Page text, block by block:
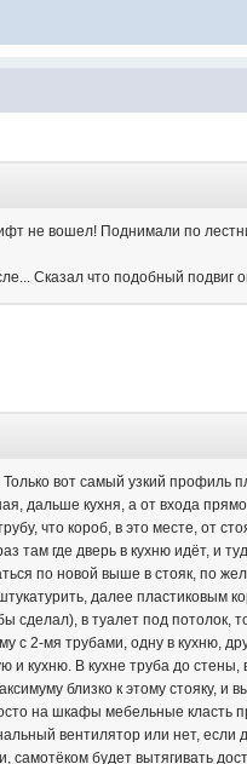
не вошел! Поднимали по
Сказал что подобный подвиг
вот самый узкий профиль
дальше кухня, а от входа
что короб, в это месте, от
там где дверь в кухню идёт, и
по новой выше в стояк, по
далее пластиковым
сделал), в туалет под потолок,
с 2-мя трубами, одну в кухню,
кухню. В кухне труба до стены,
близко к этому стояку, и
на шкафы мебельные класть
вентилятор или нет, если
самотёком будет вытягивать